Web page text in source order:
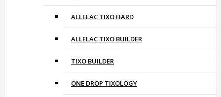
ALLELAC TIXO HARD
ALLELAC TIXO BUILDER
TIXO BUILDER
ONE DROP TIXOLOGY